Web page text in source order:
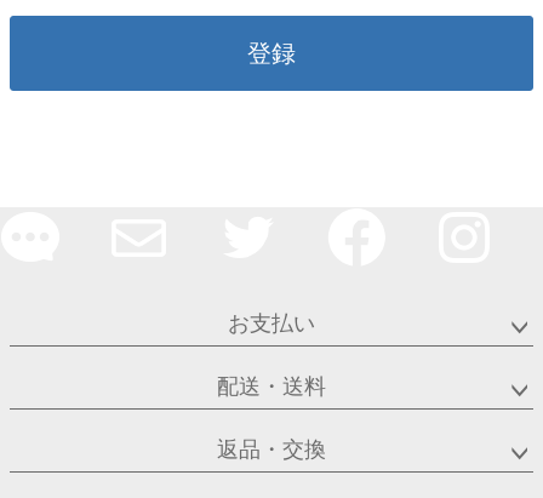
登録
お支払い
配送・送料
返品・交換